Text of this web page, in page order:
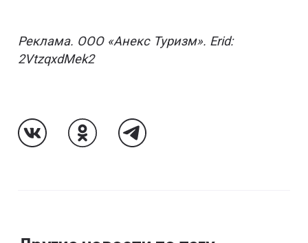
Реклама. ООО «Анекс Туризм». Erid:
2VtzqxdMek2